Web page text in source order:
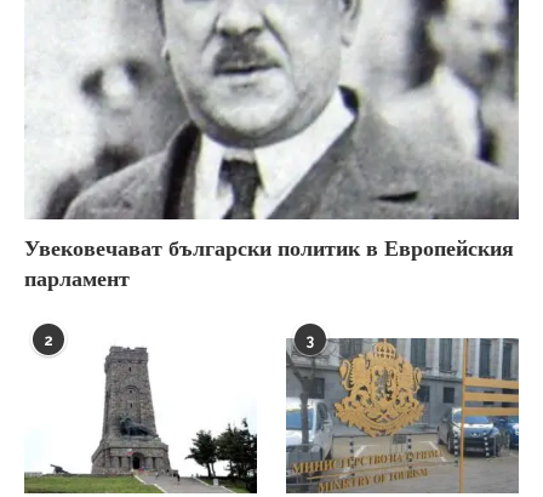
Увековечават български политик в Европейския
парламент
2 3